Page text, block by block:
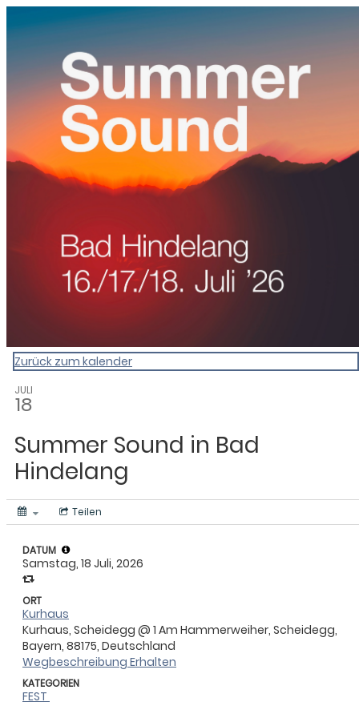
0831 - das Kemptener
Zurück zum kalender
JULI
18
Summer Sound in Bad
Hindelang
Teilen
DATUM
Samstag, 18 Juli, 2026
ORT
Kurhaus
Kurhaus, Scheidegg @ 1 Am Hammerweiher, Scheidegg,
Bayern, 88175, Deutschland
Wegbeschreibung Erhalten
KATEGORIEN
FEST